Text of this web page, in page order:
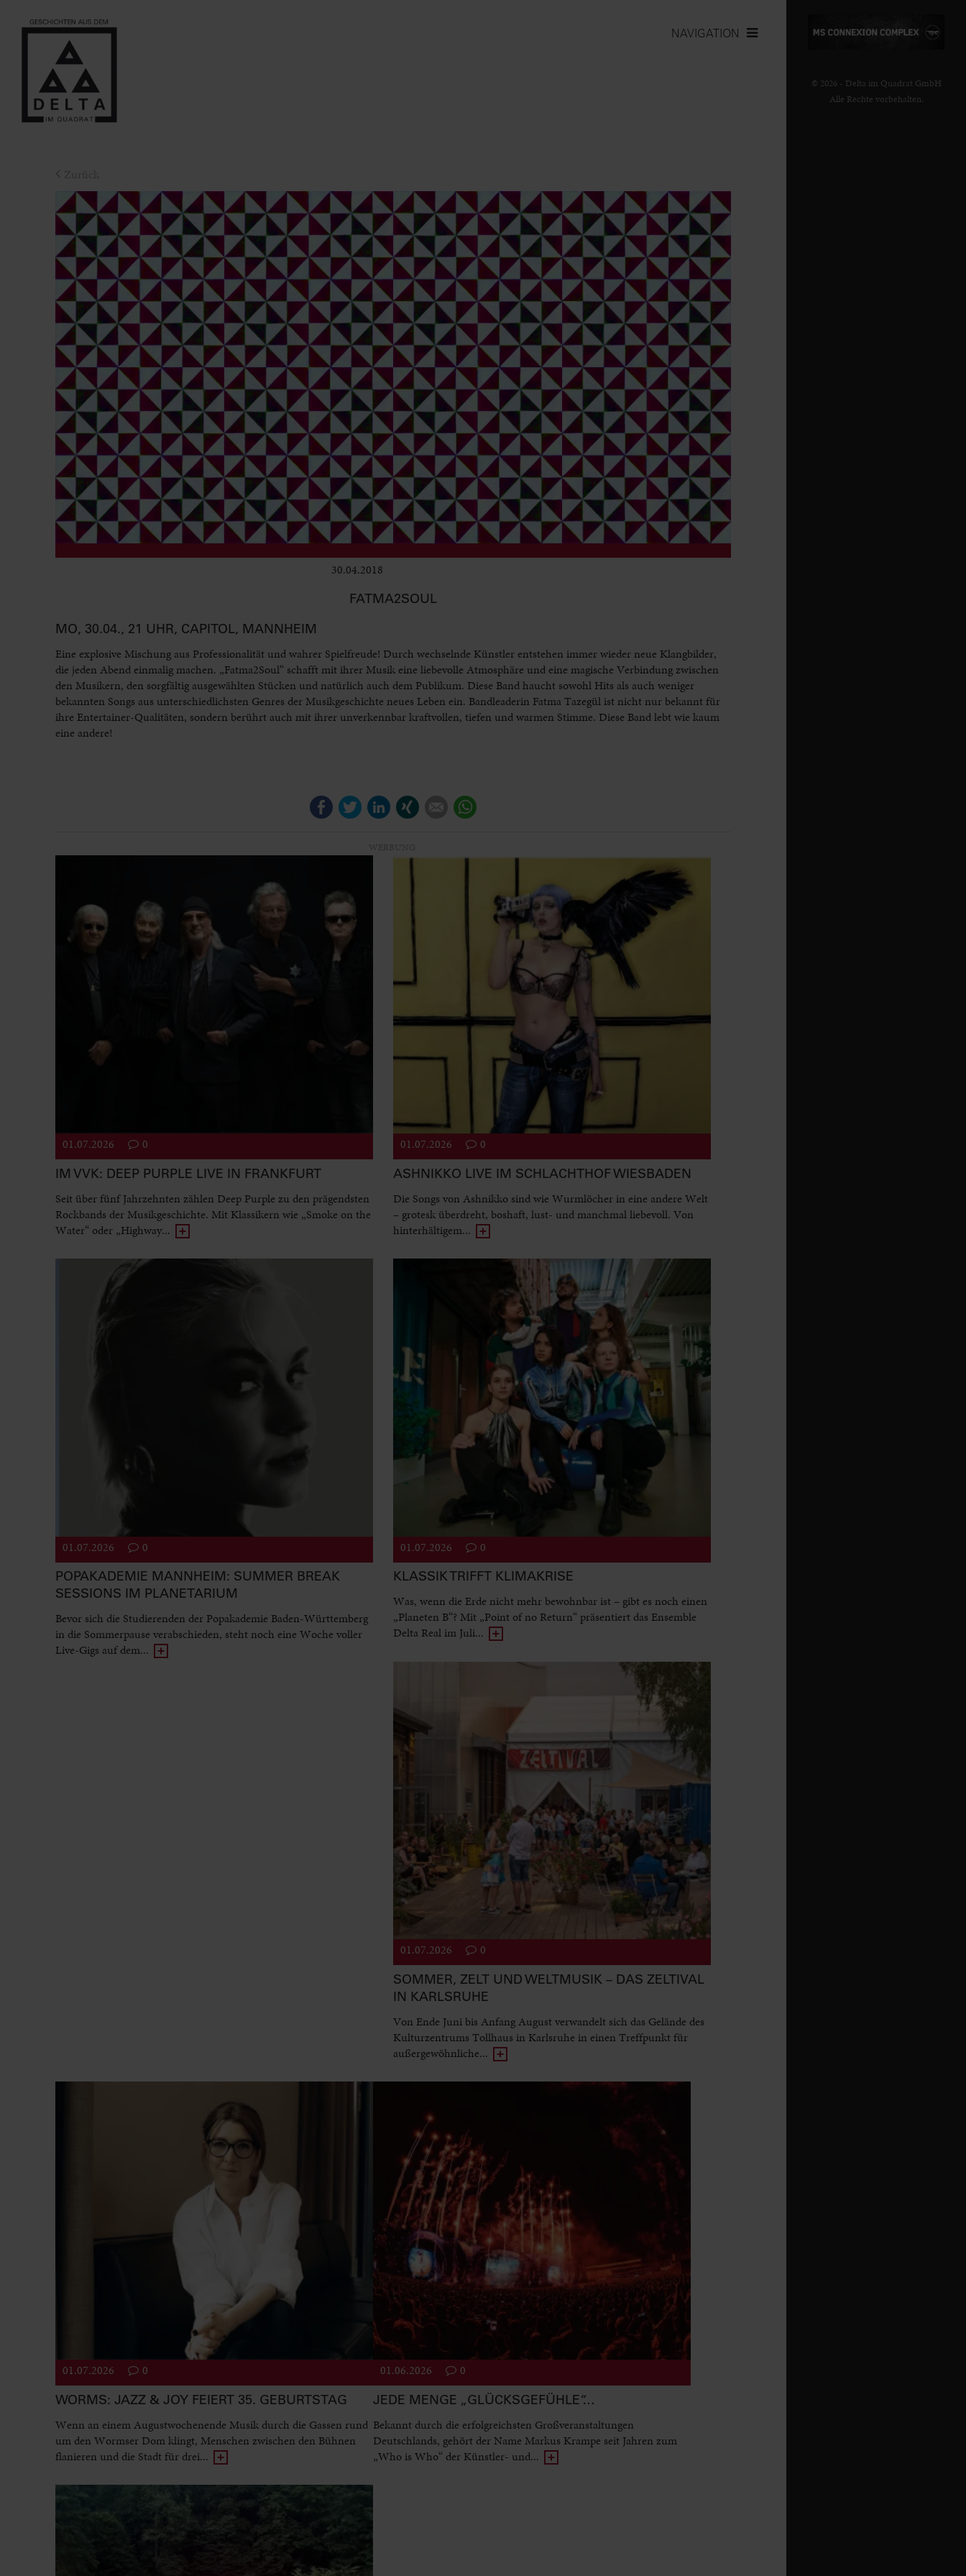
NAVIGATION
30.04.2018
FATMA2SOUL
MO, 30.04., 21 UHR, CAPITOL, MANNHEIM
Eine explosive Mischung aus Professionalität und wahrer Spielfreude! Durch wechselnde Künstler entstehen immer wieder neue Klangbilder,
die jeden Abend einmalig machen. „Fatma2Soul“ schafft mit ihrer Musik eine liebevolle Atmosphäre und eine magische Verbindung zwischen
den Musikern, den sorgfältig ausgewählten Stücken und natürlich auch dem Publikum. Diese Band haucht sowohl Hits als auch weniger
bekannten Songs aus unterschiedlichsten Genres der Musikgeschichte neues Leben ein. Bandleaderin Fatma Tazegül ist nicht nur bekannt für
ihre Entertainer-Qualitäten, sondern berührt auch mit ihrer unverkennbar kraftvollen, tiefen und warmen Stimme. Diese Band lebt wie kaum
eine andere!
FacebookTwitterLinkedIn E-mail
01.07.2026 0
IM VVK: DEEP PURPLE LIVE IN FRANKFURT
Seit über fünf Jahrzehnten zählen Deep Purple zu den prägendsten
Rockbands der Musikgeschichte. Mit Klassikern wie „Smoke on the
Water“ oder „Highway...
01.07.2026 0
ASHNIKKO LIVE IM SCHLACHTHOF WIESBADEN
Die Songs von Ashnikko sind wie Wurmlöcher in eine andere Welt
– grotesk überdreht, boshaft, lust- und manchmal liebevoll. Von
hinterhältigem...
01.07.2026 0
POPAKADEMIE MANNHEIM: SUMMER BREAK
SESSIONS IM PLANETARIUM
Bevor sich die Studierenden der Popakademie Baden-Württemberg
in die Sommerpause verabschieden, steht noch eine Woche voller
Live-Gigs auf dem...
01.07.2026 0
KLASSIK TRIFFT KLIMAKRISE
Was, wenn die Erde nicht mehr bewohnbar ist – gibt es noch einen
„Planeten B“? Mit „Point of no Return“ präsentiert das Ensemble
Delta Real im Juli...
01.07.2026 0
SOMMER, ZELT UND WELTMUSIK – DAS ZELTIVAL
IN KARLSRUHE
Von Ende Juni bis Anfang August verwandelt sich das Gelände des
Kulturzentrums Tollhaus in Karlsruhe in einen Treffpunkt für
außergewöhnliche...
01.07.2026 0
WORMS: JAZZ & JOY FEIERT 35. GEBURTSTAG
Wenn an einem Augustwochenende Musik durch die Gassen rund
um den Wormser Dom klingt, Menschen zwischen den Bühnen
flanieren und die Stadt für drei...
01.06.2026 0
JEDE MENGE „GLÜCKSGEFÜHLE“…
Bekannt durch die erfolgreichsten Großveranstaltungen
Deutschlands, gehört der Name Markus Krampe seit Jahren zum
„Who is Who“ der Künstler- und...
© 2026 - Delta im Quadrat GmbH
Alle Rechte vorbehalten.